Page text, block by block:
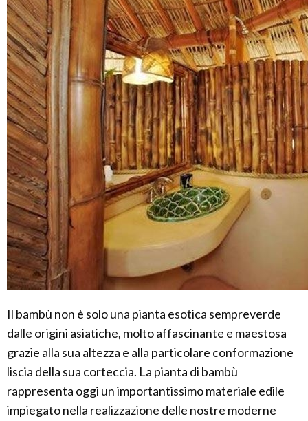
Il bambù non è solo una pianta esotica sempreverde
dalle origini asiatiche, molto affascinante e maestosa
grazie alla sua altezza e alla particolare conformazione
liscia della sua corteccia. La pianta di bambù
rappresenta oggi un importantissimo materiale edile
impiegato nella realizzazione delle nostre moderne